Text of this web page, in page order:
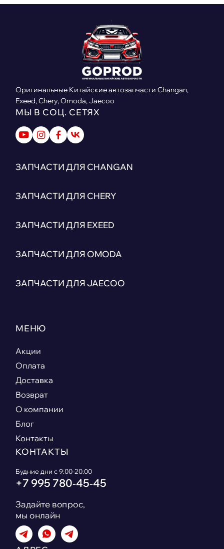
Оригинальные Китайские автозапчасти Changan,
Exeed, Chery, Omoda, Jaecoo
МЫ В СОЦ. СЕТЯХ
ЗАПЧАСТИ ДЛЯ CHANGAN
ЗАПЧАСТИ ДЛЯ CHERY
ЗАПЧАСТИ ДЛЯ EXEED
ЗАПЧАСТИ ДЛЯ OMODA
ЗАПЧАСТИ ДЛЯ JAECOO
МЕНЮ
Акции
Оплата
Доставка
Возврат
О компании
Блог
Контакты
КОНТАКТЫ
Будние дни с 9:00-20:00
+7 995 780‑45‑45
Задайте вопрос,
мы онлайн